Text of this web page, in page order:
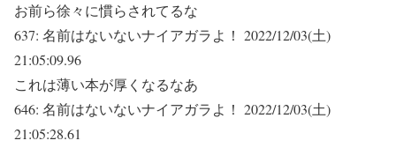
お前ら徐々に慣らされてるな
637: 名前はないないナイアガラよ！ 2022/12/03(土)
21:05:09.96
これは薄い本が厚くなるなあ
646: 名前はないないナイアガラよ！ 2022/12/03(土)
21:05:28.61